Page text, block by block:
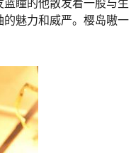
瞳的他散发着一股与生
魅力和威严。樱岛嗷一